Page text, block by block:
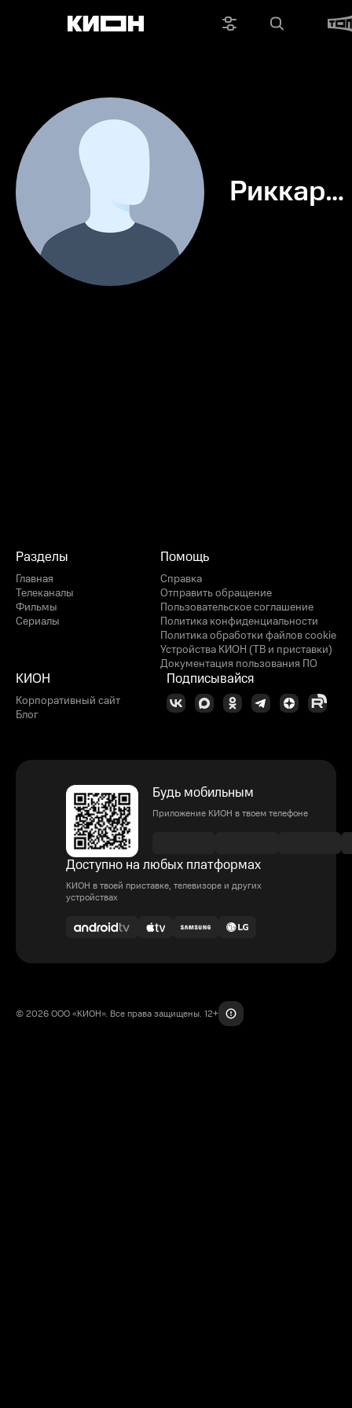
Разделы
Главная
Телеканалы
Фильмы
Сериалы
Помощь
Справка
Отправить обращение
Пользовательское соглашение
Политика конфиденциальности
Политика обработки файлов cookie
Устройства КИОН (ТВ и приставки)
Документация пользования ПО
КИОН
Корпоративный сайт
Блог
Подписывайся
Будь мобильным
Приложение КИОН в твоем телефоне
Доступно на любых платформах
КИОН в твоей приставке, телевизоре и других
устройствах
© 2026 ООО «КИОН». Все права защищены. 12+